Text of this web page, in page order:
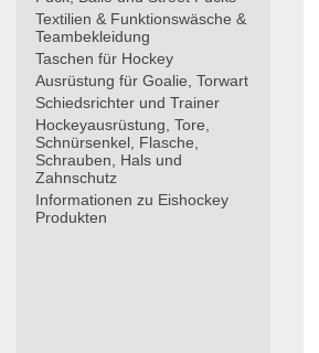
Textilien & Funktionswäsche &
Teambekleidung
Taschen für Hockey
Ausrüstung für Goalie, Torwart
Schiedsrichter und Trainer
Hockeyausrüstung, Tore,
Schnürsenkel, Flasche,
Schrauben, Hals und
Zahnschutz
Informationen zu Eishockey
Produkten